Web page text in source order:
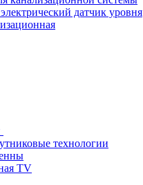
датчик уровня
технологии
TV